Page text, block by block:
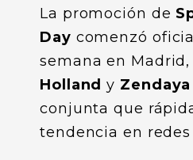
La promoción de
Day comenzó
semana en
Holland y Zendaya
conjunta que
tendencia en redes